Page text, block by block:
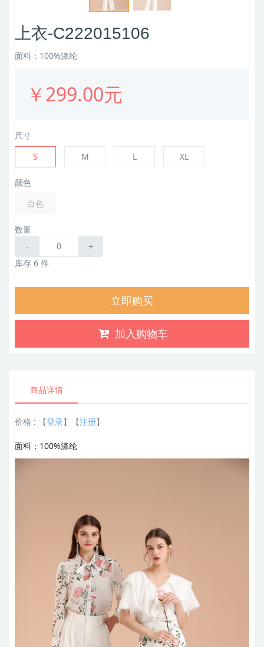
上衣-C222015106
面料：100%涤纶
￥299.00元
尺寸
S
M L XL
颜色
白色
数量
- +
库存 6 件
立即购买
加入购物车
商品详情
价格 : 【登录】【注册】
面料：100%涤纶